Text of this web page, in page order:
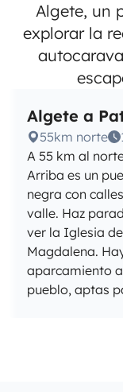
Algete, un
explorar la
Algete a
55km norte
A 55 km al
Arriba es un
negra con
valle. Haz
ver la Iglesia
Magdalena.
aparcamiento
pueblo, aptas